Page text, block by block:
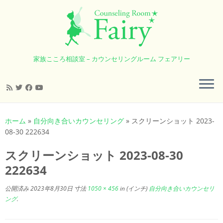
ン
テ
へ
ス
家族こころ相談室 – カウンセリングルーム フェアリー
ホーム » 自分向き合いカウンセリング » スクリーンショット 2023-
08-30 222634
スクリーンショット 2023-08-30
222634
公開済み2023年8月30日 寸法1050 × 456in (インチ) 自分向き合いカウンセリ
ング.